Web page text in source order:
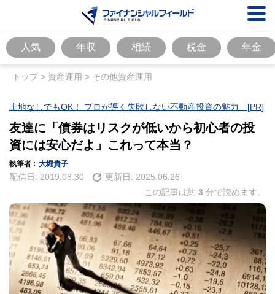
人気 年収 相続 税金 年金
トップ> 資産運用 > その他資産運用
土地なしでもOK！ プロが導く失敗しない不動産投資の魅力 [PR]
友達に「債券はリスクが低いから初心者の投
資には安心だよ」これって本当？
執筆者 : 大堀貴子
配信日: 2019.08.30 更新日: 2025.06.26
この記事は約 3 分で読めます。